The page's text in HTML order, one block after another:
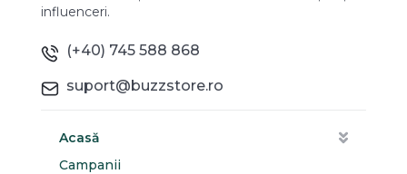
influenceri.
(+40) 745 588 868
suport@buzzstore.ro
Acasă
Campanii